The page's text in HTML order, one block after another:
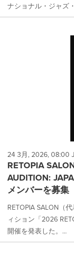
ナショナル・ジャズ
24 3月, 2026, 08:00
RETOPIA
AUDITION:
メンバーを募集
RETOPIA SALON（
ィション「2026
開催を発表した。...